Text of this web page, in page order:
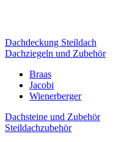
Dachdeckung Steildach
Dachziegeln und Zubehör
Braas
Jacobi
Wienerberger
Dachsteine und Zubehör
Steildachzubehör